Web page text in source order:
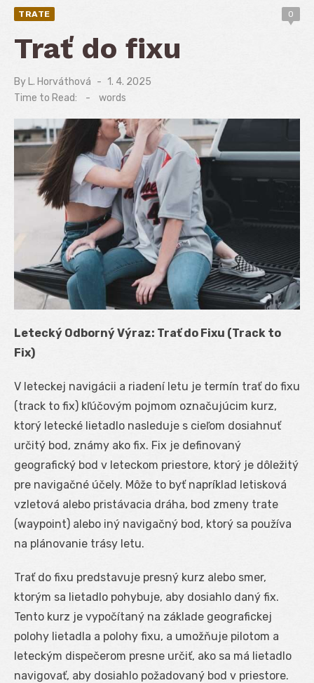
TRATE 0
Trať do fixu
By L. Horváthová
Posted
on
1. 4. 2025
Time to Read:
- words
Letecký Odborný Výraz: Trať do Fixu (Track to
Fix)
V leteckej navigácii a riadení letu je termín trať do fixu
(track to fix) kľúčovým pojmom označujúcim kurz,
ktorý letecké lietadlo nasleduje s cieľom dosiahnuť
určitý bod, známy ako fix. Fix je definovaný
geografický bod v leteckom priestore, ktorý je dôležitý
pre navigačné účely. Môže to byť napríklad letisková
vzletová alebo pristávacia dráha, bod zmeny trate
(waypoint) alebo iný navigačný bod, ktorý sa používa
na plánovanie trásy letu.
Trať do fixu predstavuje presný kurz alebo smer,
ktorým sa lietadlo pohybuje, aby dosiahlo daný fix.
Tento kurz je vypočítaný na základe geografickej
polohy lietadla a polohy fixu, a umožňuje pilotom a
leteckým dispečerom presne určiť, ako sa má lietadlo
navigovať, aby dosiahlo požadovaný bod v priestore.